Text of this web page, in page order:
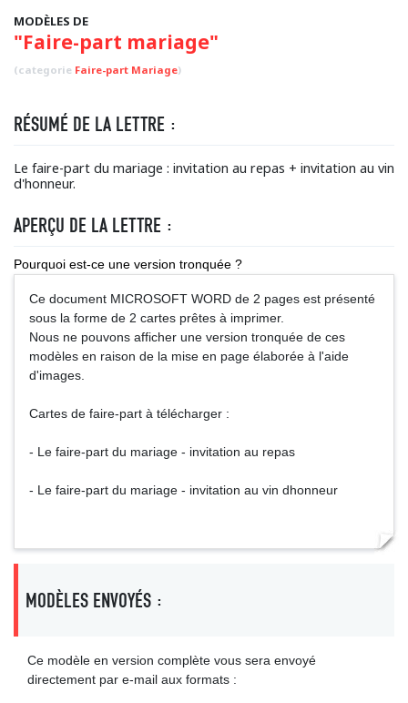
MODÈLES DE
"Faire-part mariage"
(categorie Faire-part Mariage)
RÉSUMÉ DE LA LETTRE :
Le faire-part du mariage : invitation au repas + invitation au vin
d'honneur.
APERÇU DE LA LETTRE :
Pourquoi est-ce une version tronquée ?
Ce document MICROSOFT WORD de 2 pages est présenté
sous la forme de 2 cartes prêtes à imprimer.
Nous ne pouvons afficher une version tronquée de ces
modèles en raison de la mise en page élaborée à l'aide
d'images.
Cartes de faire-part à télécharger :
- Le faire-part du mariage - invitation au repas
- Le faire-part du mariage - invitation au vin dhonneur
MODÈLES ENVOYÉS :
Ce modèle en version complète vous sera envoyé
directement par e-mail aux formats :